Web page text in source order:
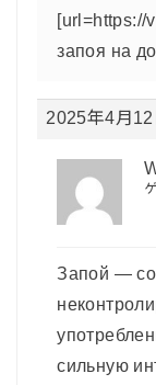
[url=https://
запоя на
2025年4月
Запой —
сильную